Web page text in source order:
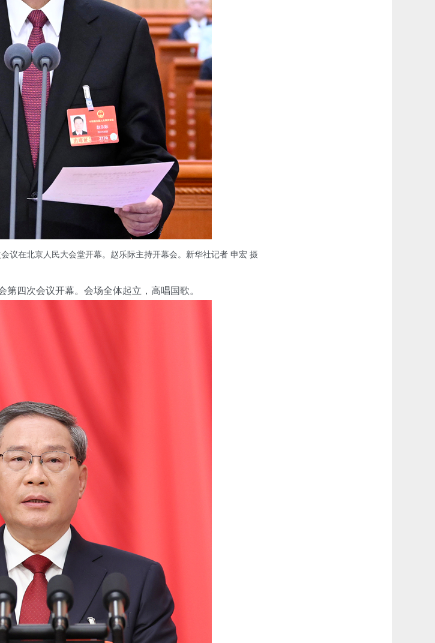
议在北京人民大会堂开幕。赵乐际主持开幕会。新华社记者 申宏 摄
四次会议开幕。会场全体起立，高唱国歌。